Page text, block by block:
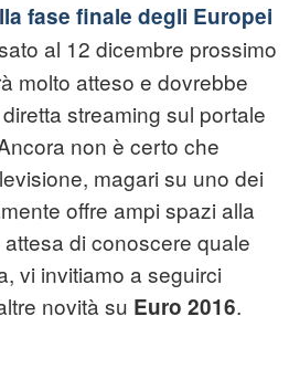
fase finale degli Europei
al 12 dicembre prossimo
molto atteso e dovrebbe
streaming sul portale
non è certo che
magari su uno dei
offre ampi spazi alla
di conoscere quale
vi invitiamo a seguirci
novità su Euro 2016.